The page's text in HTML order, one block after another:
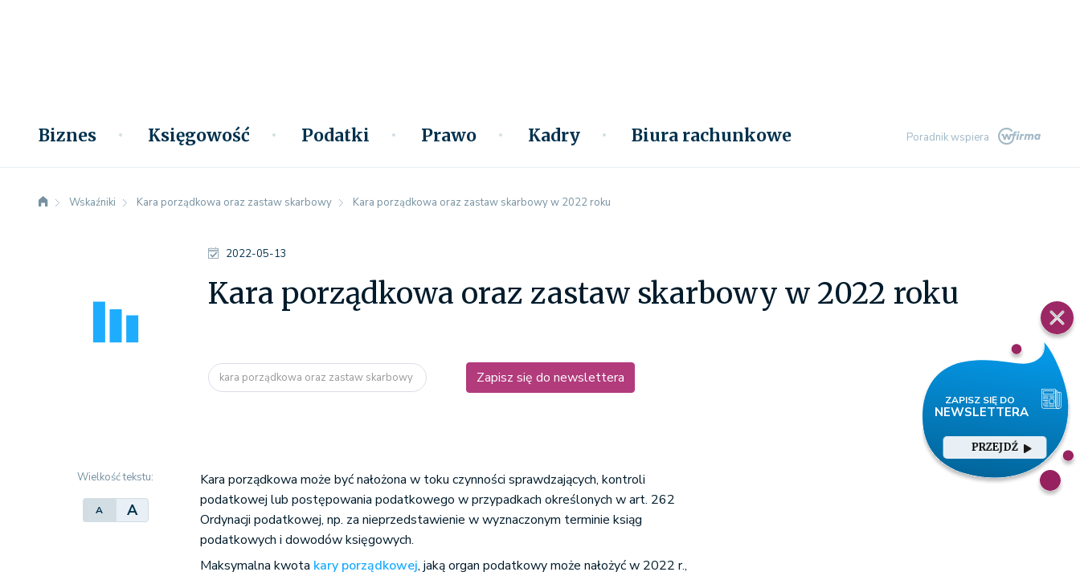
Biznes Księgowość Podatki Prawo Kadry Biura rachunkowe Poradnik wspiera
PRZEJDŹ
Wskaźniki Kara porządkowa oraz zastaw skarbowy Kara porządkowa oraz zastaw skarbowy w 2022 roku
2022-05-13
Kara porządkowa oraz zastaw skarbowy w 2022 roku
kara porządkowa oraz zastaw skarbowy Zapisz się do newslettera
Wielkość tekstu:
A A
Kara porządkowa może być nałożona w toku czynności sprawdzających, kontroli
podatkowej lub postępowania podatkowego w przypadkach określonych w art. 262
Ordynacji podatkowej, np. za nieprzedstawienie w wyznaczonym terminie ksiąg
podatkowych i dowodów księgowych.
Maksymalna kwota kary porządkowej, jaką organ podatkowy może nałożyć w 2022 r.,